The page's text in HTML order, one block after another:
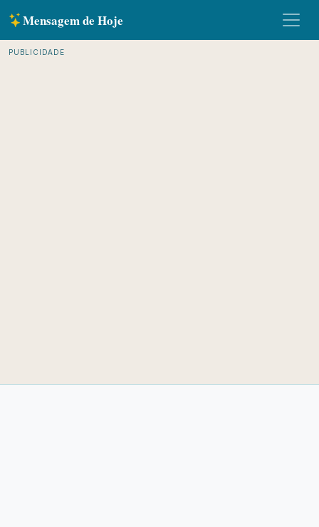
Mensagem de Hoje
PUBLICIDADE